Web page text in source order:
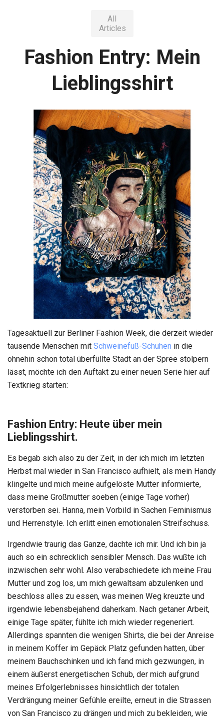
All
Articles
Fashion Entry: Mein
Lieblingsshirt
Tagesaktuell zur Berliner Fashion Week, die derzeit wieder
tausende Menschen mit Schweinefuß-Schuhen in die
ohnehin schon total überfüllte Stadt an der Spree stolpern
lässt, möchte ich den Auftakt zu einer neuen Serie hier auf
Textkrieg starten:
Fashion Entry: Heute über mein
Lieblingsshirt.
Es begab sich also zu der Zeit, in der ich mich im letzten
Herbst mal wieder in San Francisco aufhielt, als mein Handy
klingelte und mich meine aufgelöste Mutter informierte,
dass meine Großmutter soeben (einige Tage vorher)
verstorben sei. Hanna, mein Vorbild in Sachen Feminismus
und Herrenstyle. Ich erlitt einen emotionalen Streifschuss.
Irgendwie traurig das Ganze, dachte ich mir. Und ich bin ja
auch so ein schrecklich sensibler Mensch. Das wußte ich
inzwischen sehr wohl. Also verabschiedete ich meine Frau
Mutter und zog los, um mich gewaltsam abzulenken und
beschloss alles zu essen, was meinen Weg kreuzte und
irgendwie lebensbejahend daherkam. Nach getaner Arbeit,
einige Tage später, fühlte ich mich wieder regeneriert.
Allerdings spannten die wenigen Shirts, die bei der Anreise
in meinem Koffer im Gepäck Platz gefunden hatten, über
meinem Bauchschinken und ich fand mich gezwungen, in
einem äußerst energetischen Schub, der mich aufgrund
meines Erfolgerlebnisses hinsichtlich der totalen
Verdrängung meiner Gefühle ereilte, erneut in die Strassen
von San Francisco zu drängen und mich zu bekleiden, wie